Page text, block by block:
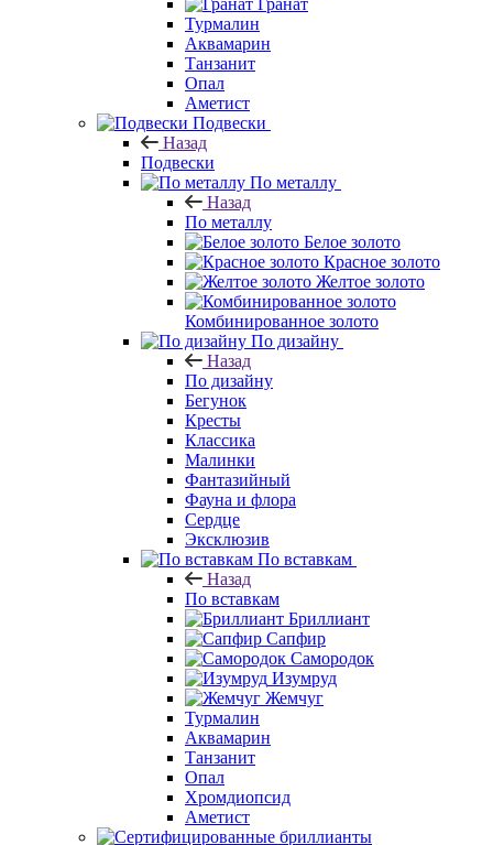
Гранат
Турмалин
Аквамарин
Танзанит
Опал
Аметист
Подвески
Назад
Подвески
По металлу
Назад
По металлу
Белое золото
Красное золото
Желтое золото
Комбинированное золото
По дизайну
Назад
По дизайну
Бегунок
Кресты
Классика
Малинки
Фантазийный
Фауна и флора
Сердце
Эксклюзив
По вставкам
Назад
По вставкам
Бриллиант
Сапфир
Самородок
Изумруд
Жемчуг
Турмалин
Аквамарин
Танзанит
Опал
Хромдиопсид
Аметист